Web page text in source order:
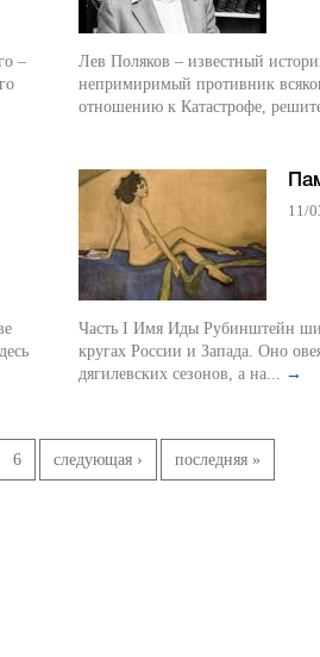
–
Лев Поляков – известный
непримиримый противник
отношению к Катастрофе,
11/
Часть I Имя Иды Рубинштейн широко известно в культурных
кругах России и Запада. Оно
дягилевских сезонов, а на... →
6 следующая › последняя »